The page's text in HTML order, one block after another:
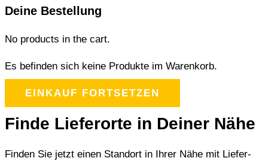
Deine Bestellung
No products in the cart.
Es befinden sich keine Produkte im Warenkorb.
EINKAUF FORTSETZEN
Finde Lieferorte in Deiner Nähe
Finden Sie jetzt einen Standort in Ihrer Nähe mit Liefer-